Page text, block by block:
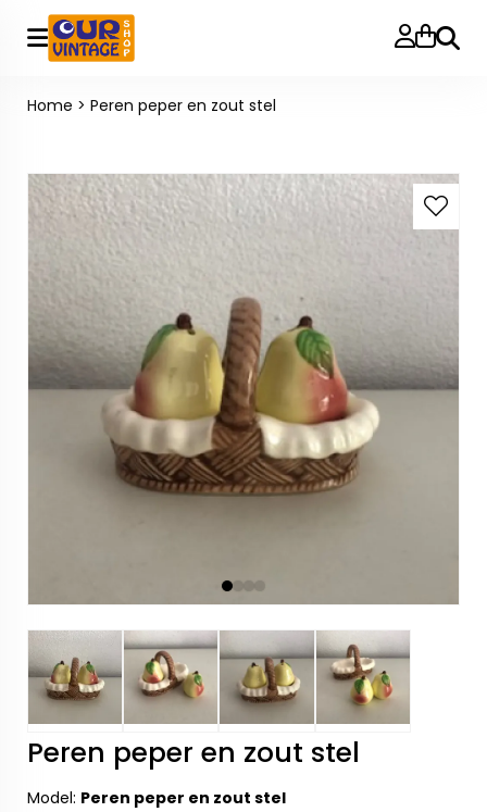
Home > Peren peper en zout stel
Peren peper en zout stel
Model: Peren peper en zout stel